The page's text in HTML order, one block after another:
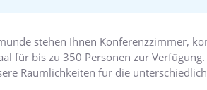
stehen Ihnen Konferenzzimmer,
für bis zu 350 Personen zur
Räumlichkeiten für die